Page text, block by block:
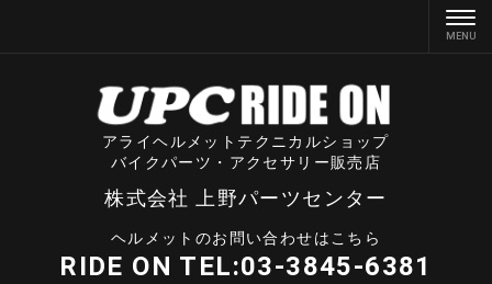
アライヘルメットテクニカルショップ
バイクパーツ・アクセサリー販売店
株式会社 上野パーツセンター
ヘルメットのお問い合わせはこちら
RIDE ON TEL:03-3845-6381